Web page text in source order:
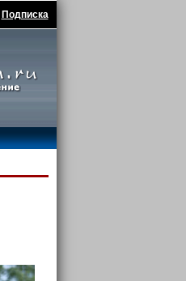
Подписка